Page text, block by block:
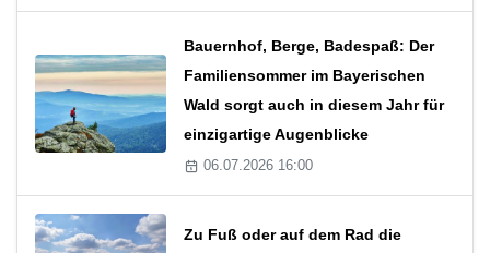
Bauernhof, Berge, Badespaß: Der
Familiensommer im Bayerischen
Wald sorgt auch in diesem Jahr für
einzigartige Augenblicke
06.07.2026 16:00
Zu Fuß oder auf dem Rad die